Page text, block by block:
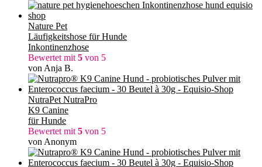
Nature Pet
Läufigkeitshose für Hunde
Inkontinenzhose
Bewertet mit 5 von 5
von Anja B.
NutraPet NutraPro
K9 Canine
für Hunde
Bewertet mit 5 von 5
von Anonym